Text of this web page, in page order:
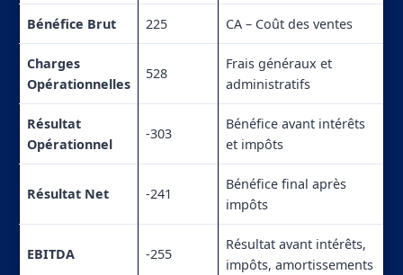
Bénéfice Brut 225 CA – Coût des ventes
Charges
Opérationnelles
528
Frais généraux et
administratifs
Résultat
Opérationnel
-303
Bénéfice avant intérêts
et impôts
Résultat Net -241
Bénéfice final après
impôts
EBITDA -255
Résultat avant intérêts,
impôts, amortissements